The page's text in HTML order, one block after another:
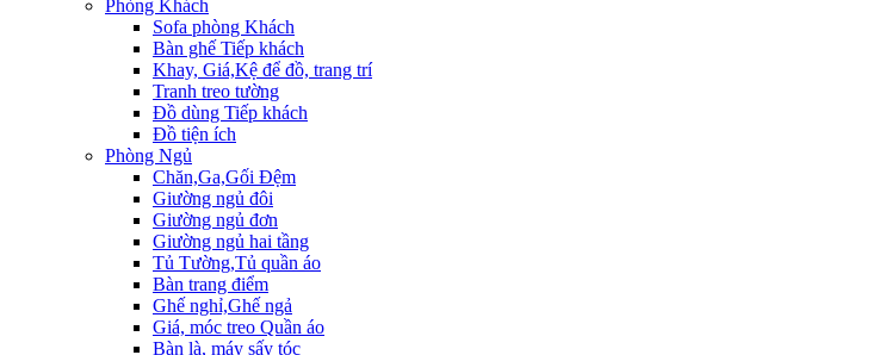
Phòng Khách
Sofa phòng Khách
Bàn ghế Tiếp khách
Khay, Giá,Kệ để đồ, trang trí
Tranh treo tường
Đồ dùng Tiếp khách
Đồ tiện ích
Phòng Ngủ
Chăn,Ga,Gối Đệm
Giường ngủ đôi
Giường ngủ đơn
Giường ngủ hai tầng
Tủ Tường,Tủ quần áo
Bàn trang điểm
Ghế nghỉ,Ghế ngả
Giá, móc treo Quần áo
Bàn là, máy sấy tóc